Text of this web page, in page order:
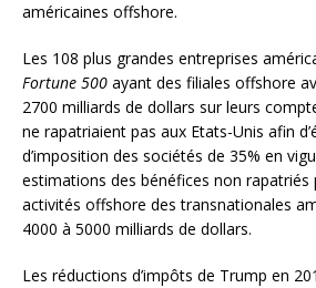
américaines offshore.
Les 108 plus grandes entreprises
Fortune 500 ayant des filiales offshore
2700 milliards de dollars sur leurs
ne rapatriaient pas aux Etats-Unis afin
d’imposition des sociétés de 35% en
estimations des bénéfices non rapatriés
activités offshore des transnationales
4000 à 5000 milliards de dollars.
Les réductions d’impôts de Trump en